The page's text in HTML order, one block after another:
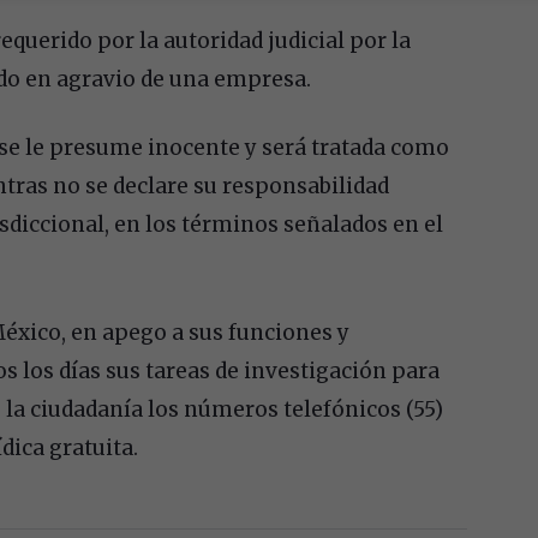
por la autoridad judicial por la
en agravio de una empresa.
le presume inocente y será tratada como
no se declare su responsabilidad
en los términos señalados en el
en apego a sus funciones y
los días sus tareas de investigación para
ciudadanía los números telefónicos (55)
gratuita.